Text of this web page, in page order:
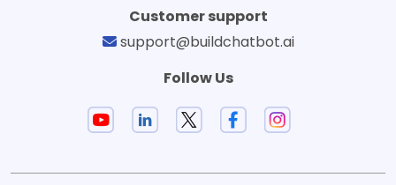
Customer support
support@buildchatbot.ai
Follow Us